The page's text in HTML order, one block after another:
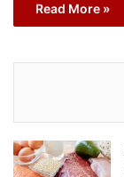
Read More »